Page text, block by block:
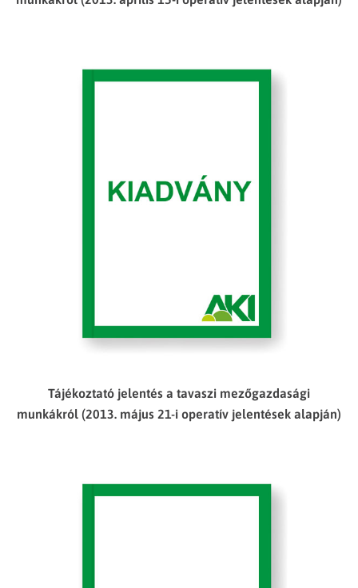
Tájékoztató jelentés a tavaszi mezőgazdasági
munkákról (2013. május 21-i operatív jelentések alapján)